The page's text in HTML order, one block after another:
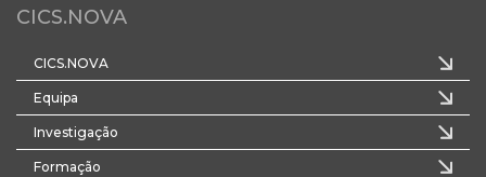
CICS.NOVA
CICS.NOVA
Equipa
Investigação
Formação